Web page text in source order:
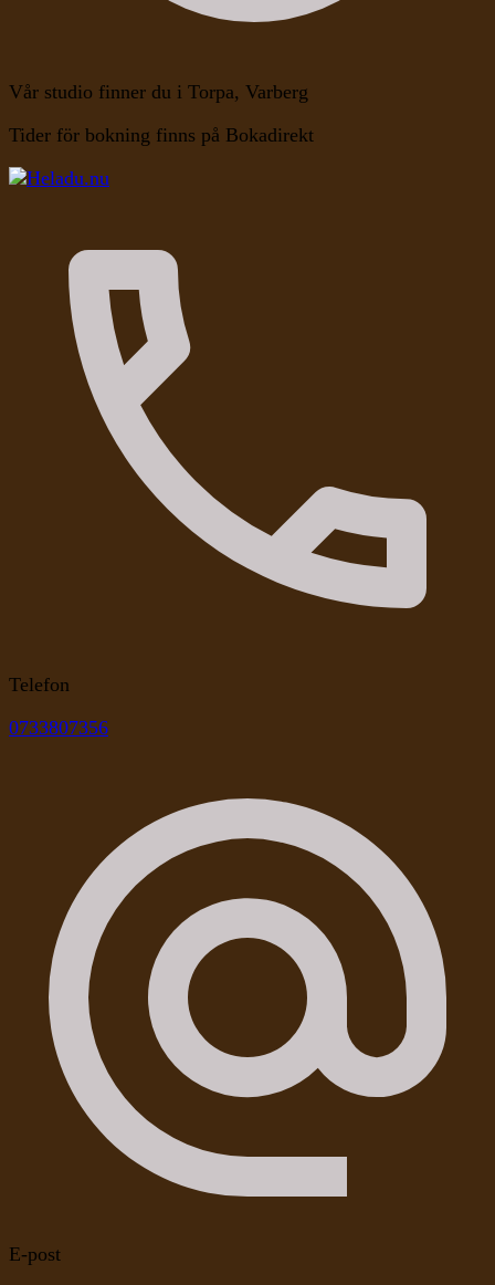
Vår studio finner du i Torpa, Varberg
Tider för bokning finns på Bokadirekt
Heladu.nu
Telefon
0733807356
E-post